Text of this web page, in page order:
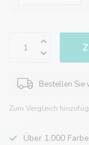
Bestellen Sie
Zum Vergleich
Über 1.000